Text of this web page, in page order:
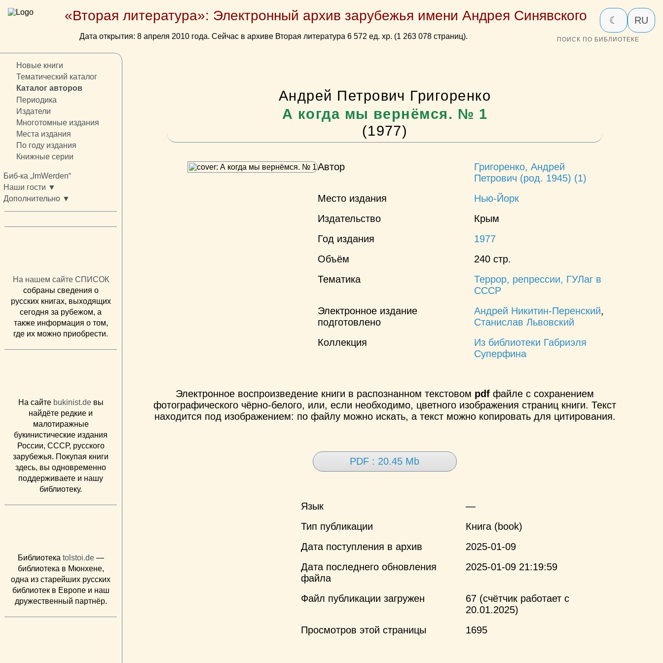
«Вторая литература»: Электронный архив зарубежья имени Андрея Синявского
Дата открытия: 8 апреля 2010 года. Сейчас в архиве Вторая литература 6 572 ед. хр. (1 263 078 страниц).
☾ RU
ПОИСК ПО БИБЛИОТЕКЕ
Новые книги
Тематический каталог
Каталог авторов
Периодика
Издатели
Многотомные издания
Места издания
По году издания
Книжные серии
Биб-ка „ImWerden“
Наши гости ▼
Дополнительно ▼
На нашем сайте СПИСОК
собраны сведения о
русских книгах, выходящих
сегодня за рубежом, а
также информация о том,
где их можно приобрести.
На сайте bukinist.deвы
найдёте редкие и
малотиражные
букинистические издания
России, СССР, русского
зарубежья. Покупая книги
здесь, вы одновременно
поддерживаете и нашу
библиотеку.
Библиотека tolstoi.de—
библиотека в Мюнхене,
одна из старейших русских
библиотек в Европе и наш
дружественный партнёр.
Андрей Петрович Григоренко
А когда мы вернёмся. № 1
(1977)
Автор
Григоренко, Андрей
Петрович (род. 1945) (1)
Место издания
Нью-Йорк
Издательство
Крым
Год издания
1977
Объём
240 стр.
Тематика
Террор, репрессии, ГУЛаг в
СССР
Электронное издание
подготовлено
Андрей Никитин-Перенский,
Станислав Львовский
Коллекция
Из библиотеки Габриэля
Суперфина
Электронное воспроизведение книги в распознанном текстовом pdf файле с сохранением
фотографического чёрно-белого, или, если необходимо, цветного изображения страниц книги. Текст
находится под изображением: по файлу можно искать, а текст можно копировать для цитирования.
PDF : 20.45 Mb
Язык
—
Тип публикации
Книга (book)
Дата поступления в архив
2025-01-09
Дата последнего обновления
файла
2025-01-09 21:19:59
Файл публикации загружен
67 (счётчик работает с
20.01.2025)
Просмотров этой страницы
1695